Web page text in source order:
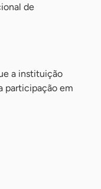
de
a instituição
participação em